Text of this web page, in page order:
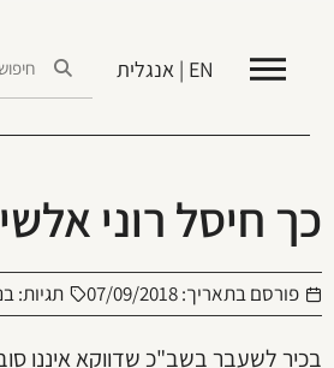
EN | אנגלית
כך חיסל רוני
פורסם בתאריך:07/09/2018 תגיות:
בכיר לשעבר בשב"כ שדווקא איננו